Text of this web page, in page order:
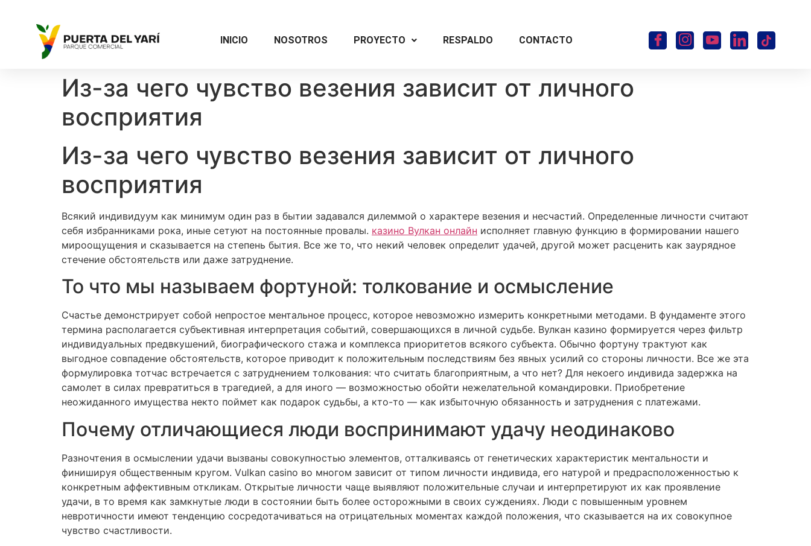
INICIO NOSOTROS PROYECTO RESPALDO CONTACTO
Из-за чего чувство везения зависит от личного
восприятия
Из-за чего чувство везения зависит от личного
восприятия
Всякий индивидуум как минимум один раз в бытии задавался дилеммой о характере везения и несчастий. Определенные личности считают
себя избранниками рока, иные сетуют на постоянные провалы. казино Вулкан онлайн исполняет главную функцию в формировании нашего
мироощущения и сказывается на степень бытия. Все же то, что некий человек определит удачей, другой может расценить как заурядное
стечение обстоятельств или даже затруднение.
То что мы называем фортуной: толкование и осмысление
Счастье демонстрирует собой непростое ментальное процесс, которое невозможно измерить конкретными методами. В фундаменте этого
термина располагается субъективная интерпретация событий, совершающихся в личной судьбе. Вулкан казино формируется через фильтр
индивидуальных предвкушений, биографического стажа и комплекса приоритетов всякого субъекта. Обычно фортуну трактуют как
выгодное совпадение обстоятельств, которое приводит к положительным последствиям без явных усилий со стороны личности. Все же эта
формулировка тотчас встречается с затруднением толкования: что считать благоприятным, а что нет? Для некоего индивида задержка на
самолет в силах превратиться в трагедией, а для иного — возможностью обойти нежелательной командировки. Приобретение
неожиданного имущества некто поймет как подарок судьбы, а кто-то — как избыточную обязанность и затруднения с платежами.
Почему отличающиеся люди воспринимают удачу неодинаково
Разночтения в осмыслении удачи вызваны совокупностью элементов, отталкиваясь от генетических характеристик ментальности и
финишируя общественным кругом. Vulkan casino во многом зависит от типом личности индивида, его натурой и предрасположенностью к
конкретным аффективным откликам. Открытые личности чаще выявляют положительные случаи и интерпретируют их как проявление
удачи, в то время как замкнутые люди в состоянии быть более осторожными в своих суждениях. Люди с повышенным уровнем
невротичности имеют тенденцию сосредотачиваться на отрицательных моментах каждой положения, что сказывается на их совокупное
чувство счастливости.